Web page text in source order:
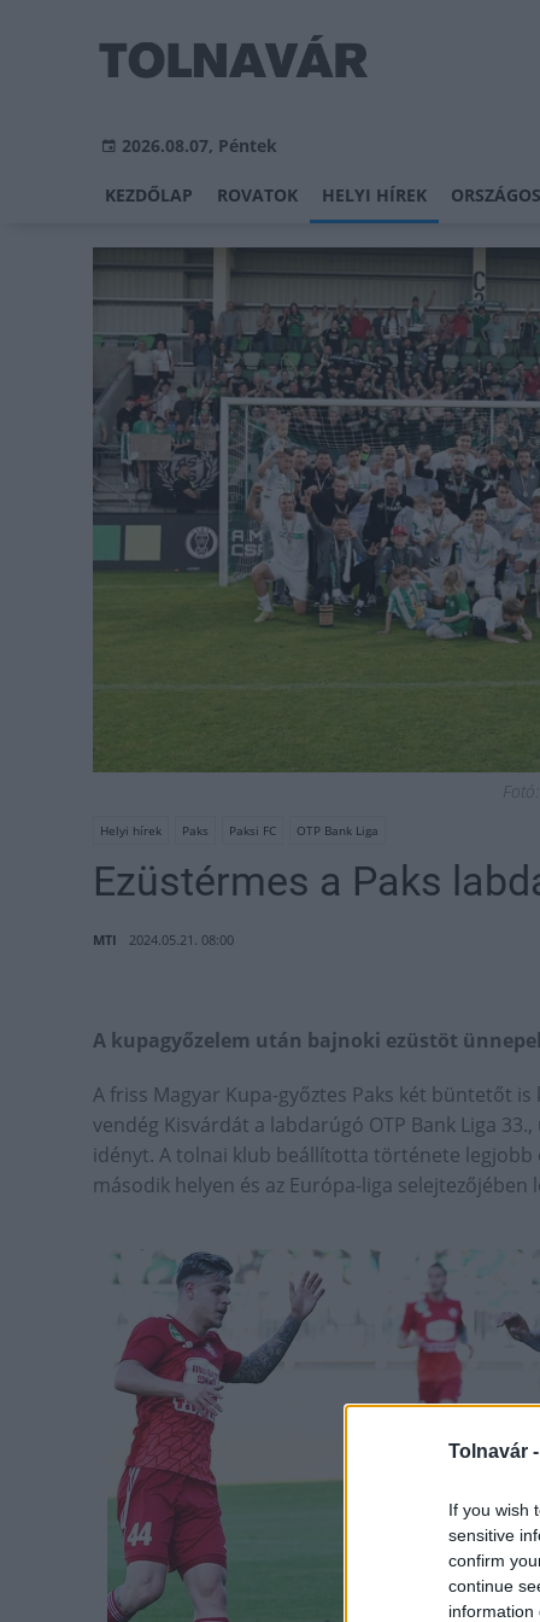
Tolnavár -
If you wish
sensitive
confirm
continue
information
2026.08.07, Péntek
KEZDŐLAP ROVATOK HELYI HÍREK
Helyi hírek Paks Paksi FC OTP Bank Liga
Ezüstérmes a Paks
MTI 2024.05.21. 08:00
A kupagyőzelem után bajnoki ezüstöt
A friss Magyar Kupa-győztes Paks két büntetőt
vendég Kisvárdát a labdarúgó OTP Bank Liga
idényt. A tolnai klub beállította története legjobb
második helyen és az Európa-liga selejtezőjében